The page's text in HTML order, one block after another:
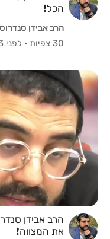
הכל❗️
הרב אבידן
30 צפיות
· לפני 3 חודשים
הרב אבידן
את המצווה❗️